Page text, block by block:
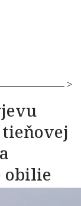
obilie